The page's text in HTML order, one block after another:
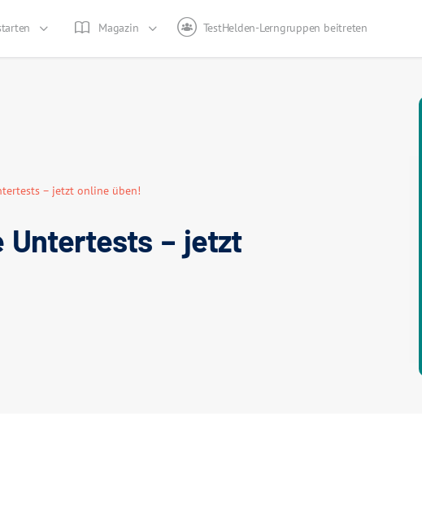
Magazin TestHelden-Lerngruppen beitreten
– jetzt online üben!
Untertests – jetzt